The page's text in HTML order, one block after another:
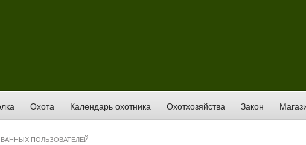
Охота Календарь охотника Охотхозяйства Закон
ПОЛЬЗОВАТЕЛЕЙ